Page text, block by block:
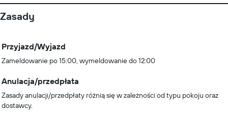
Zasady
Przyjazd/Wyjazd
Zameldowanie po 15:00, wymeldowanie do 12:00
Anulacja/przedpłata
Zasady anulacji/przedpłaty różnią się w zależności od typu pokoju oraz
dostawcy.